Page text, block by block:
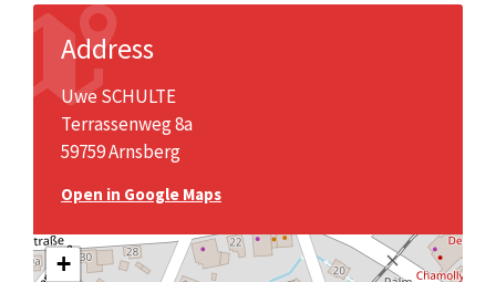
Address
Uwe SCHULTE
Terrassenweg 8a
59759 Arnsberg
Open in Google Maps
+